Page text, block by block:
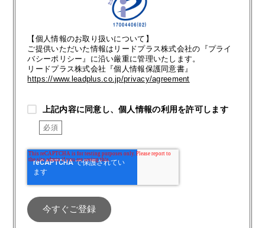
【個人情報のお取り扱いについて】
ご提供いただいた情報はリードプラス株式会社の『プライ
バシーポリシー』に沿い厳重に管理いたします。
リードプラス株式会社『個人情報保護同意書』
https://www.leadplus.co.jp/privacy/agreement
上記内容に同意し、個人情報の利用を許可します